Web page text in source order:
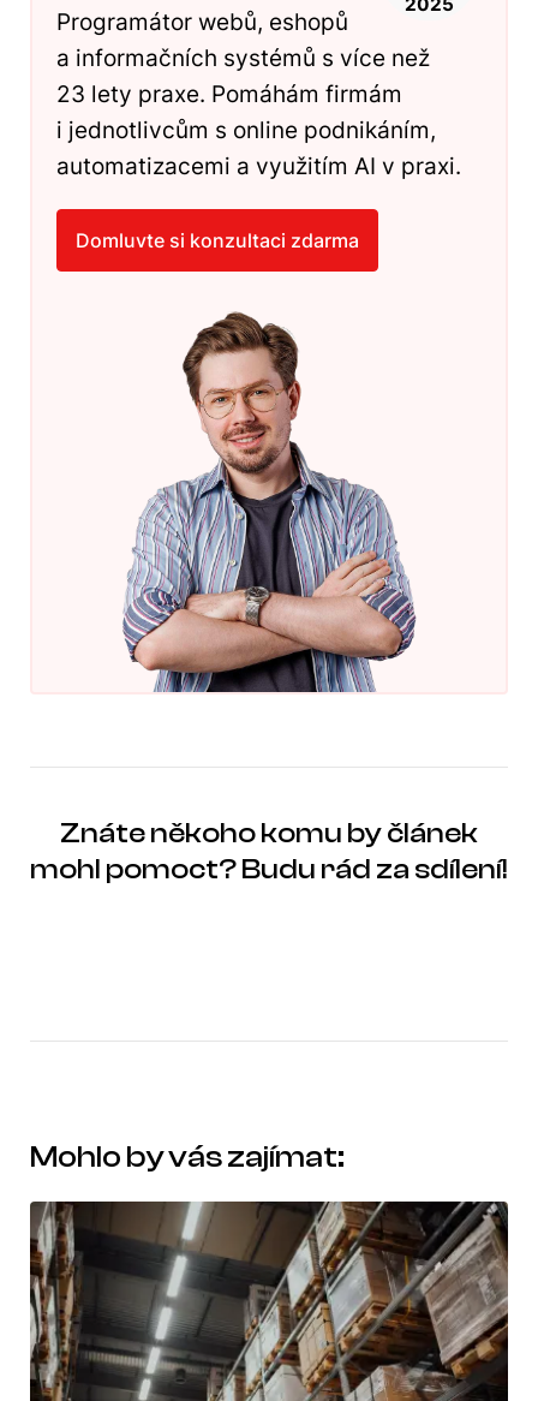
Programátor webů, eshopů
a informačních systémů s více než
23 lety praxe. Pomáhám firmám
i jednotlivcům s online podnikáním,
automatizacemi a využitím AI v praxi.
Domluvte si konzultaci zdarma
Znáte někoho komu by článek
mohl pomoct? Budu rád za sdílení!
Mohlo by vás zajímat: